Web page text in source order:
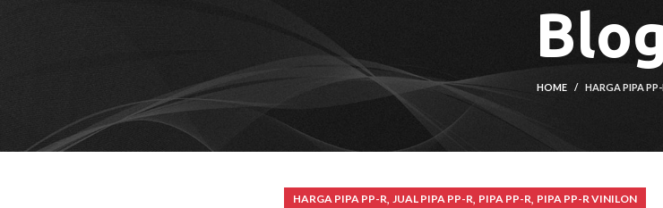
HOME HARGA PIPA PP-
HARGA PIPA PP-R,JUAL PIPA PP-R, PIPA PP-R, PIPA PP-R VINILON